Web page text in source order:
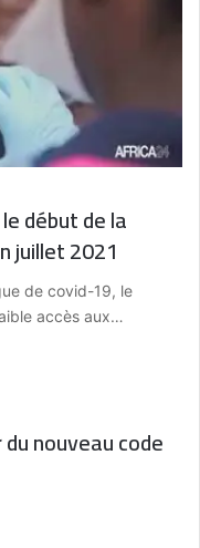
début de la
juillet 2021
de covid-19, le
accès aux…
nouveau code